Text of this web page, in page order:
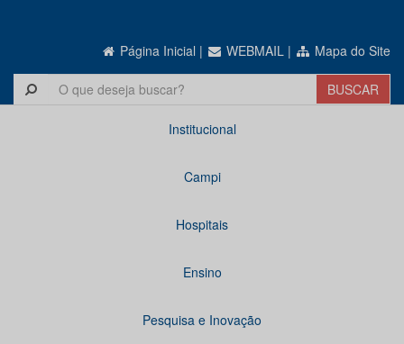
Página Inicial | WEBMAIL | Mapa do Site
Institucional
Campi
Hospitais
Ensino
Pesquisa e Inovação